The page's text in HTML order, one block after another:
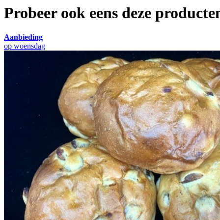
Probeer ook eens deze
Aanbieding
op woensdag